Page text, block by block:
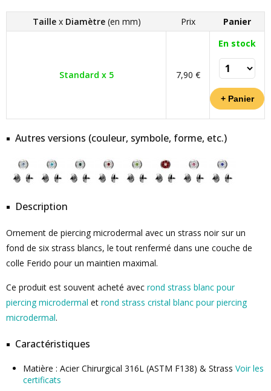
Taille x Diamètre (en mm) Prix Panier
Standard x 5 7,90 €
En stock
Autres versions (couleur, symbole, forme, etc.)
Description
Ornement de piercing microdermal avec un strass noir sur un
fond de six strass blancs, le tout renfermé dans une couche de
colle Ferido pour un maintien maximal.
Ce produit est souvent acheté avec rond strass blanc pour
piercing microdermal et rond strass cristal blanc pour piercing
microdermal.
Caractéristiques
Matière : Acier Chirurgical 316L (ASTM F138) & Strass Voir les
certificats